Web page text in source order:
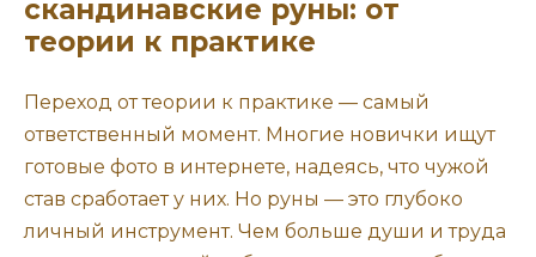
скандинавские руны: от
теории к практике
Переход от теории к практике — самый
ответственный момент. Многие новички ищут
готовые фото в интернете, надеясь, что чужой
став сработает у них. Но руны — это глубоко
личный инструмент. Чем больше души и труда